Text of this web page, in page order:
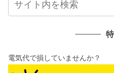
電気代で損していませんか？